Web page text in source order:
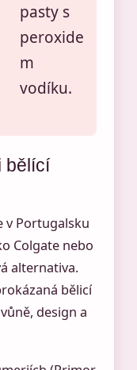
pasty s
peroxide
m
vodíku.
bělící
v Portugalsku
Colgate nebo
alternativa.
bělicí
design a